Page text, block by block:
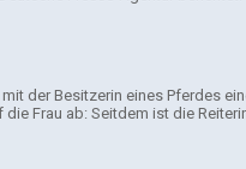
der Besitzerin eines Pferdes
Frau ab: Seitdem ist die